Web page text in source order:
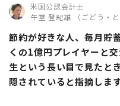
米国公認会計士
午堂 登紀雄 （ごどう・と
節約が好きな人、毎月貯
くの1億円プレイヤーと
生という長い目で見たと
隠されていると指摘します